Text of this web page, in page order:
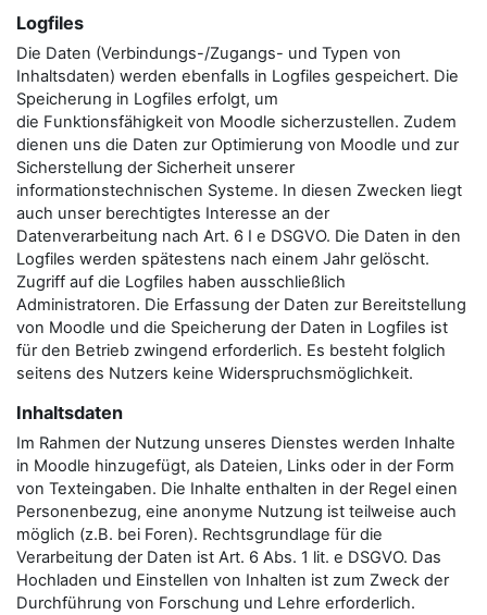
Logfiles
Die Daten (Verbindungs-/Zugangs- und Typen von
Inhaltsdaten) werden ebenfalls in Logfiles gespeichert. Die
Speicherung in Logfiles erfolgt, um
die Funktionsfähigkeit von Moodle sicherzustellen. Zudem
dienen uns die Daten zur Optimierung von Moodle und zur
Sicherstellung der Sicherheit unserer
informationstechnischen Systeme. In diesen Zwecken liegt
auch unser berechtigtes Interesse an der
Datenverarbeitung nach Art. 6 I e DSGVO. Die Daten in den
Logfiles werden spätestens nach einem Jahr gelöscht.
Zugriff auf die Logfiles haben ausschließlich
Administratoren. Die Erfassung der Daten zur Bereitstellung
von Moodle und die Speicherung der Daten in Logfiles ist
für den Betrieb zwingend erforderlich. Es besteht folglich
seitens des Nutzers keine Widerspruchsmöglichkeit.
Inhaltsdaten
Im Rahmen der Nutzung unseres Dienstes werden Inhalte
in Moodle hinzugefügt, als Dateien, Links oder in der Form
von Texteingaben. Die Inhalte enthalten in der Regel einen
Personenbezug, eine anonyme Nutzung ist teilweise auch
möglich (z.B. bei Foren). Rechtsgrundlage für die
Verarbeitung der Daten ist Art. 6 Abs. 1 lit. e DSGVO. Das
Hochladen und Einstellen von Inhalten ist zum Zweck der
Durchführung von Forschung und Lehre erforderlich.